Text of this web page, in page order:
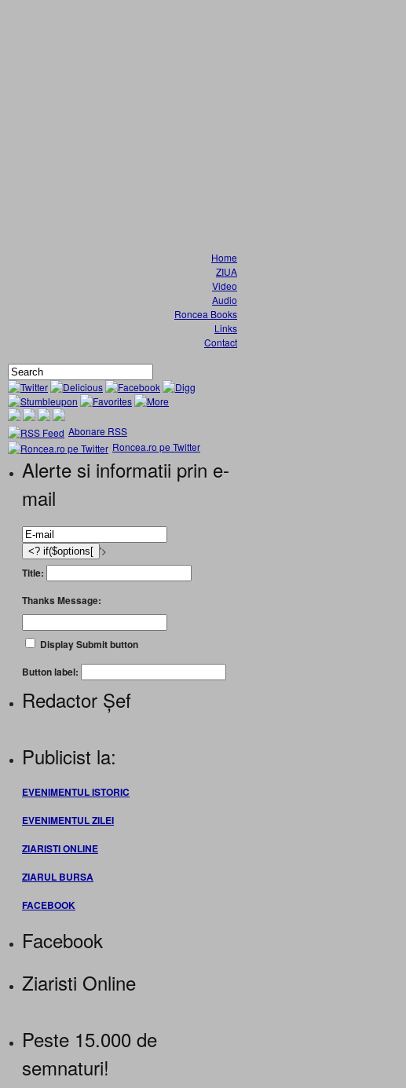
Home
ZIUA
Video
Audio
Roncea Books
Links
Contact
Abonare RSS
Roncea.ro pe Twitter
Alerte si informatii prin e-
mail
'>
Title:
Thanks Message:
Display Submit button
Button label:
Redactor Șef
Publicist la:
EVENIMENTUL ISTORIC
EVENIMENTUL ZILEI
ZIARISTI ONLINE
ZIARUL BURSA
FACEBOOK
Facebook
Ziaristi Online
Peste 15.000 de
semnaturi!